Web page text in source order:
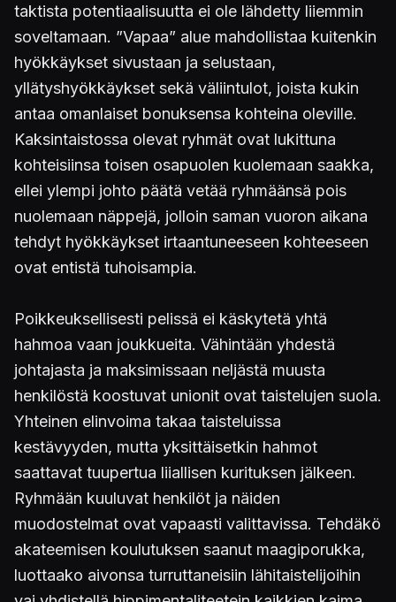
taktista potentiaalisuutta ei ole lähdetty liiemmin
soveltamaan. ”Vapaa” alue mahdollistaa kuitenkin
hyökkäykset sivustaan ja selustaan,
yllätyshyökkäykset sekä väliintulot, joista kukin
antaa omanlaiset bonuksensa kohteina oleville.
Kaksintaistossa olevat ryhmät ovat lukittuna
kohteisiinsa toisen osapuolen kuolemaan saakka,
ellei ylempi johto päätä vetää ryhmäänsä pois
nuolemaan näppejä, jolloin saman vuoron aikana
tehdyt hyökkäykset irtaantuneeseen kohteeseen
ovat entistä tuhoisampia.
Poikkeuksellisesti pelissä ei käskytetä yhtä
hahmoa vaan joukkueita. Vähintään yhdestä
johtajasta ja maksimissaan neljästä muusta
henkilöstä koostuvat unionit ovat taistelujen suola.
Yhteinen elinvoima takaa taisteluissa
kestävyyden, mutta yksittäisetkin hahmot
saattavat tuupertua liiallisen kurituksen jälkeen.
Ryhmään kuuluvat henkilöt ja näiden
muodostelmat ovat vapaasti valittavissa. Tehdäkö
akateemisen koulutuksen saanut maagiporukka,
luottaako aivonsa turruttaneisiin lähitaistelijoihin